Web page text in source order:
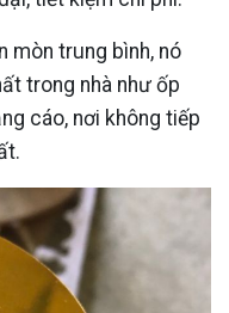
mòn trung bình, nó
trong nhà như ốp
cáo, nơi không tiếp